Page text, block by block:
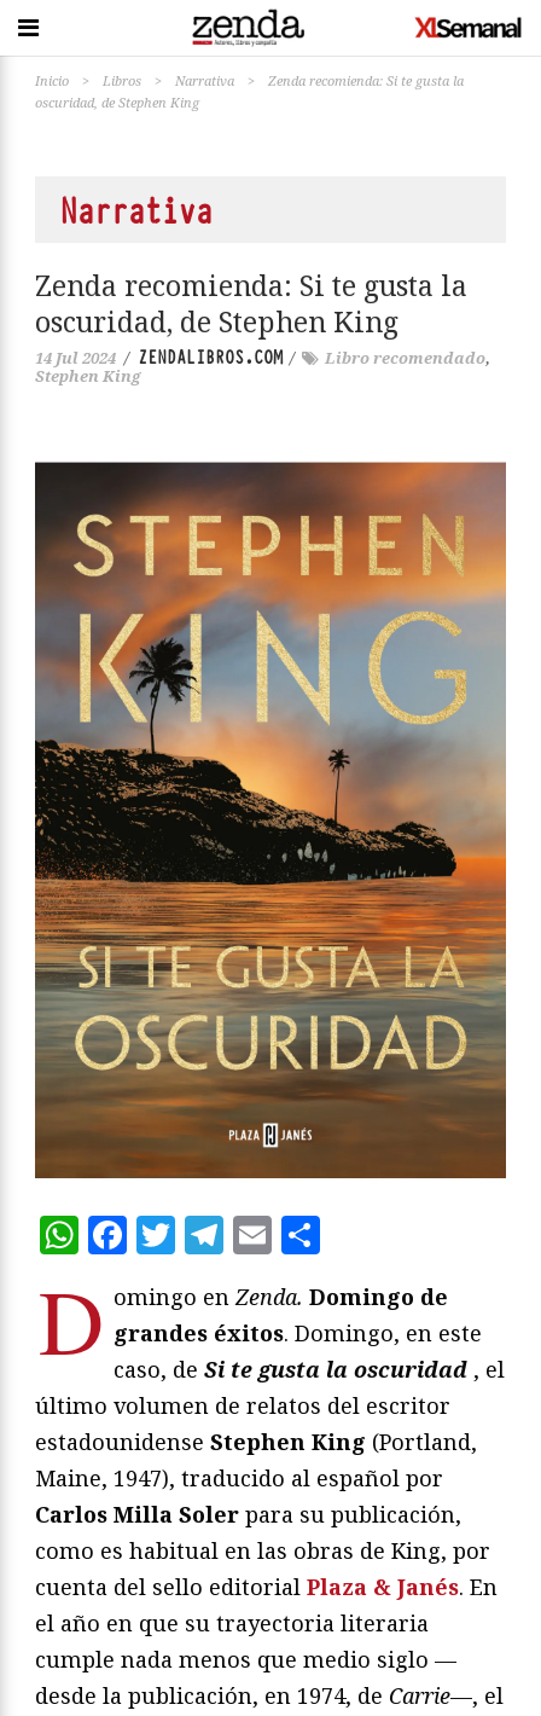
Inicio > Libros > Narrativa >
Zenda recomienda: Si te gusta la
oscuridad, de Stephen King
Narrativa
Zenda recomienda: Si te gusta la
oscuridad, de Stephen King
14 Jul 2024 / ZENDALIBROS.COM/ Libro recomendado,
Stephen King
WhatsApp
Facebook
Twitter
Telegram
Email
D omingo enZenda. Domingo de
grandes éxitos. Domingo, en este
caso, de Si te gusta la oscuridad , el
último volumen de relatos del escritor
estadounidense Stephen King (Portland,
Maine, 1947), traducido al español por
Carlos Milla Soler para su publicación,
como es habitual en las obras de King, por
cuenta del sello editorial Plaza & Janés. En
el año en que su trayectoria literaria
cumple nada menos que medio siglo —
desde la publicación, en 1974, de Carrie—, el